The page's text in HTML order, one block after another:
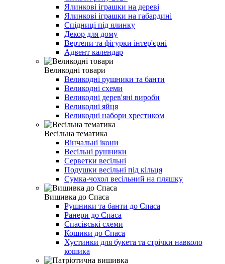
Ялинкові іграшки на дереві
Ялинкові іграшки на габардині
Спідниці під ялинку
Декор для дому
Вертепи та фігурки інтер'єрні
Адвент календар
Великодні товари
Великодні рушники та банти
Великодні схеми
Великодні дерев'яні вироби
Великодні яйця
Великодні набори хрестиком
Весільна тематика
Вінчальні ікони
Весільні рушники
Серветки весільні
Подушки весільні під кільця
Сумка-чохол весільний на пляшку
Вишивка до Спаса
Рушники та банти до Спаса
Ранери до Спаса
Спасівські схеми
Кошики до Спаса
Хустинки для букета та стрічки навколо
кошика